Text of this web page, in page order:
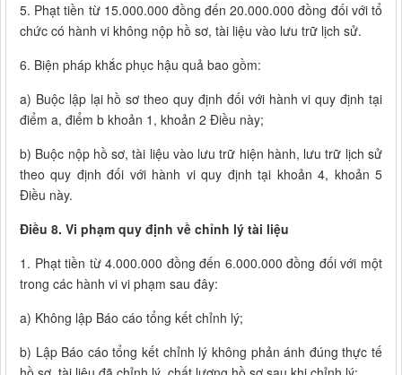
5. Phạt tiền từ 15.000.000 đồng đến 20.000.000 đồng đối với tổ
chức có hành vi không nộp hồ sơ, tài liệu vào lưu trữ lịch sử.
6. Biện pháp khắc phục hậu quả bao gồm:
a) Buộc lập lại hồ sơ theo quy định đối với hành vi quy định tại
điểm a, điểm b khoản 1, khoản 2 Điều này;
b) Buộc nộp hồ sơ, tài liệu vào lưu trữ hiện hành, lưu trữ lịch sử
theo quy định đối với hành vi quy định tại khoản 4, khoản 5
Điều này.
Điều 8. Vi phạm quy định về chỉnh lý tài liệu
1. Phạt tiền từ 4.000.000 đồng đến 6.000.000 đồng đối với một
trong các hành vi vi phạm sau đây:
a) Không lập Báo cáo tổng kết chỉnh lý;
b) Lập Báo cáo tổng kết chỉnh lý không phản ánh đúng thực tế